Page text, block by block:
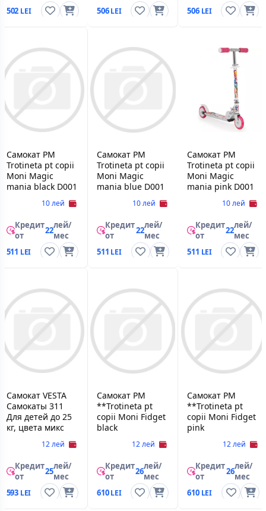
502
Жёлтый
506
506
Самокат PM
Trotineta pt copii
Moni Magic
mania black D001
10 лей
Кредит
от
22лей/
мес
511
Самокат PM
Trotineta pt copii
Moni Magic
mania blue D001
10 лей
Кредит
от
22лей/
мес
511
Самокат PM
Trotineta pt copii
Moni Magic
mania pink D001
10 лей
Кредит
от
22лей/
мес
511
Самокат VESTA
Самокаты 311
Для детей до 25
кг, цвета микс
12 лей
Кредит
от
25лей/
мес
593
Самокат PM
**Trotineta pt
copii Moni Fidget
black
12 лей
Кредит
от
26лей/
мес
610
Самокат PM
**Trotineta pt
copii Moni Fidget
pink
12 лей
Кредит
от
26лей/
мес
610